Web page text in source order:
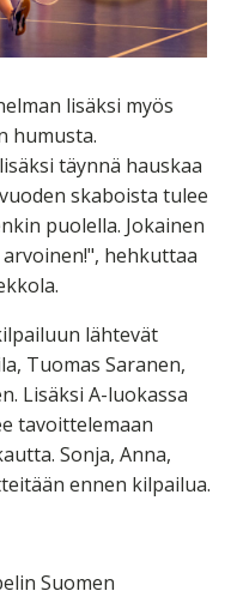
lisäksi myös
humusta.
täynnä hauskaa
skaboista tulee
puolella. Jokainen
hehkuttaa
lähtevät
Tuomas Saranen,
Lisäksi A-luokassa
tavoittelemaan
Sonja, Anna,
ennen kilpailua.
Suomen